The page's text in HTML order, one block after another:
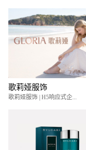
歌莉娅服饰
歌莉娅服饰 | H5响应式企...